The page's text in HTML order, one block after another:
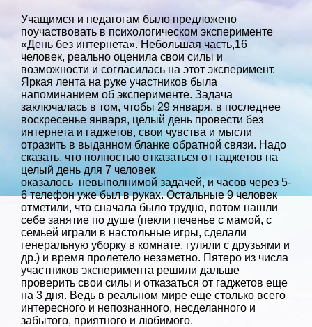
Учащимся и педагогам было предложено
поучаствовать в психологическом эксперименте
«День без интернета». Небольшая часть,16
человек, реально оценила свои силы и
возможности и согласилась на этот эксперимент.
Яркая лента на руке участников была
напоминанием об эксперименте. Задача
заключалась в том, чтобы 29 января, в последнее
воскресенье января, целый день провести без
интернета и гаджетов, свои чувства и мысли
отразить в выданном бланке обратной связи. Надо
сказать, что полностью отказаться от гаджетов на
целый день для 7 человек
оказалось невыполнимой задачей, и часов через 5-
6 телефон уже был в руках. Остальные 9 человек
отметили, что сначала было трудно, потом нашли
себе занятие по душе (пекли печенье с мамой, с
семьей играли в настольные игры, сделали
генеральную уборку в комнате, гуляли с друзьями и
др.) и время пролетело незаметно. Пятеро из числа
участников эксперимента решили дальше
проверить свои силы и отказаться от гаджетов еще
на 3 дня. Ведь в реальном мире еще столько всего
интересного и непознанного, несделанного и
забытого, приятного и любимого.